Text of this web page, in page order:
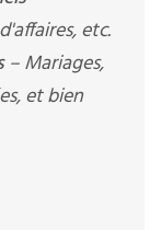
etc.
– Mariages,
et bien